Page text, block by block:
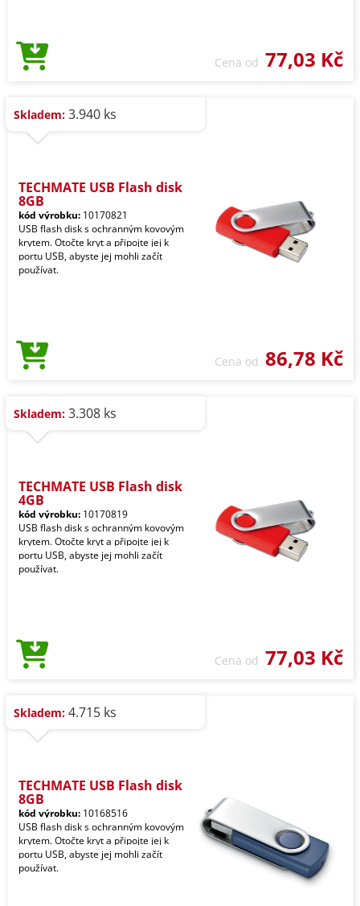
Cena od 77,03 Kč
Skladem: 3.940 ks
TECHMATE USB Flash disk
8GB
kód výrobku: 10170821
USB flash disk s ochranným kovovým
krytem. Otočte kryt a připojte jej k
portu USB, abyste jej mohli začít
používat.
Cena od 86,78 Kč
Skladem: 3.308 ks
TECHMATE USB Flash disk
4GB
kód výrobku: 10170819
USB flash disk s ochranným kovovým
krytem. Otočte kryt a připojte jej k
portu USB, abyste jej mohli začít
používat.
Cena od 77,03 Kč
Skladem: 4.715 ks
TECHMATE USB Flash disk
8GB
kód výrobku: 10168516
USB flash disk s ochranným kovovým
krytem. Otočte kryt a připojte jej k
portu USB, abyste jej mohli začít
používat.